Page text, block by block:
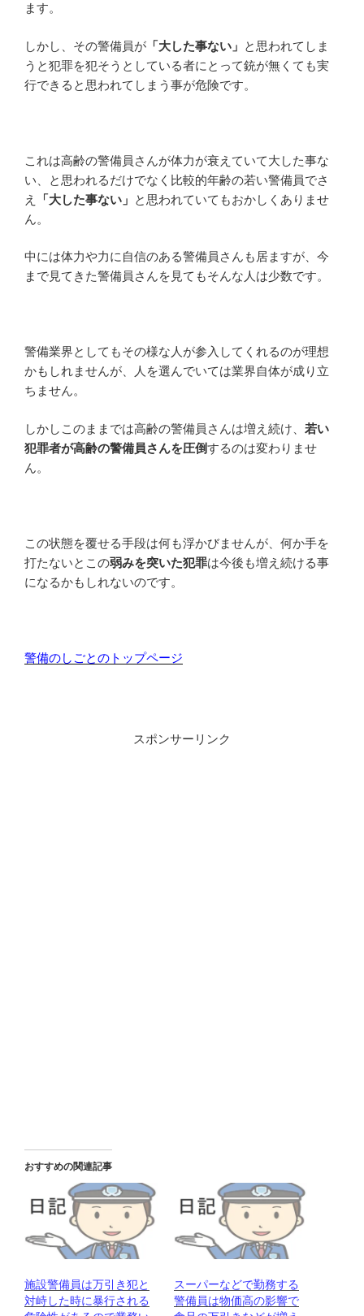
ます。
しかし、その警備員が 「大した事ない」 と思われてしま
うと犯罪を犯そうとしている者にとって銃が無くても実
行できると思われてしまう事が危険です。
これは高齢の警備員さんが体力が衰えていて大した事な
い、と思われるだけでなく比較的年齢の若い警備員でさ
え
「大した事ない」 と思われていてもおかしくありませ
ん。
中には体力や力に自信のある警備員さんも居ますが、今
まで見てきた警備員さんを見てもそんな人は少数です。
警備業界としてもその様な人が参入してくれるのが理想
かもしれませんが、人を選んでいては業界自体が成り立
ちません。
しかしこのままでは高齢の警備員さんは増え続け、 若い
犯罪者が高齢の警備員さんを圧倒するのは変わりませ
ん。
この状態を覆せる手段は何も浮かびませんが、何か手を
打たないとこの弱みを突いた犯罪は今後も増え続ける事
になるかもしれないのです。
警備のしごとのトップページ
スポンサーリンク
おすすめの関連記事
施設警備員は万引き犯と
対峙した時に暴行される
スーパーなどで勤務する
警備員は物価高の影響で